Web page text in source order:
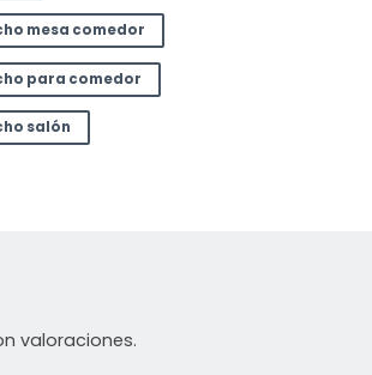
mesa comedor
para comedor
salón
valoraciones.